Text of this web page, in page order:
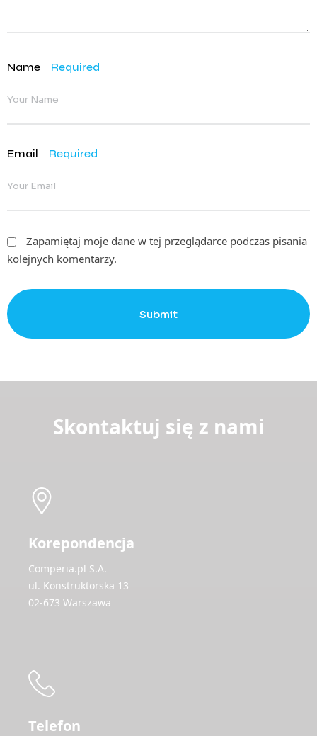
Name Required
Email Required
Zapamiętaj moje dane w tej przeglądarce podczas pisania
kolejnych komentarzy.
Submit
Skontaktuj się z nami
Korepondencja
Comperia.pl S.A.
ul. Konstruktorska 13
02-673 Warszawa
Telefon